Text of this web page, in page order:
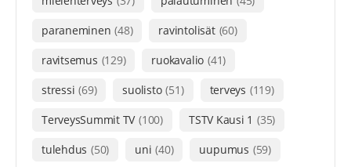
paraneminen (48) ravintolisät (60)
ravitsemus (129) ruokavalio (41)
stressi (69) suolisto (51) terveys (119)
TerveysSummit TV (100) TSTV Kausi 1 (35)
tulehdus (50) uni (40) uupumus (59)